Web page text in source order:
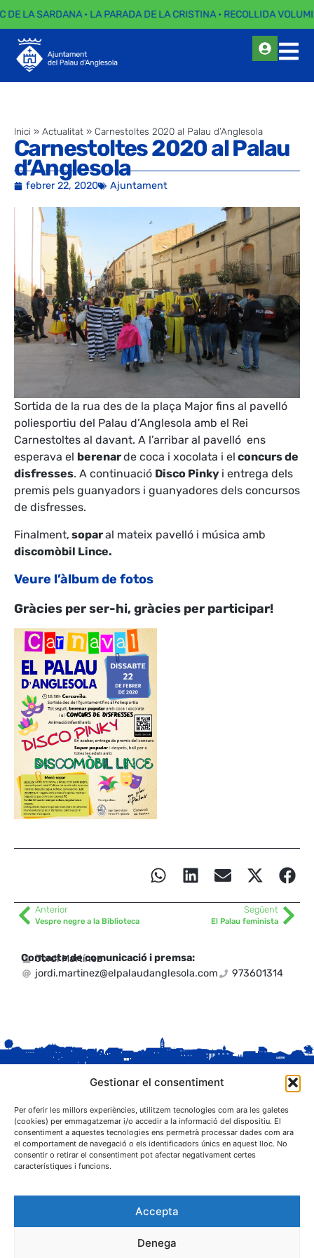
Gestionar el consentiment
Per oferir les millors experiències, utilitzem tecnologies com ara les galetes
(cookies) per emmagatzemar i/o accedir a la informació del dispositiu. El
consentiment a aquestes tecnologies ens permetrà processar dades com ara
el comportament de navegació o els identificadors únics en aquest lloc. No
consentir o retirar el consentiment pot afectar negativament certes
característiques i funcions.
Accepta
Denega
DE LA SARDANA · LA PARADA DE LA CRISTINA · RECOLLIDA
Inici » Actualitat » Carnestoltes 2020 al Palau d’Anglesola
Carnestoltes 2020 al Palau
d’Anglesola
febrer 22, 2020 Ajuntament
Sortida de la rua des de la plaça Major fins al pavelló
poliesportiu del Palau d’Anglesola amb el Rei
Carnestoltes al davant. A l’arribar al pavelló ens
esperava el berenarde coca i xocolata i el concurs de
disfresses. A continuació Disco Pinky i entrega dels
premis pels guanyadors i guanyadores dels concursos
de disfresses.
Finalment, soparal mateix pavelló i música amb
discomòbil Lince.
Veure l’àlbum de fotos
Gràcies per ser-hi, gràcies per participar!
Anterior
Vespre negre a la Biblioteca
Següent
El Palau feminista
Contacte de comunicació i premsa:
Jordi Martínez
jordi.martinez@elpalaudanglesola.com
973601314
C. Sant Josep, 1
25243 El Palau d'Anglesola (Pla d'Urgell)